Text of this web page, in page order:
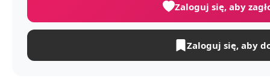
Zaloguj się, aby
Zaloguj się, aby